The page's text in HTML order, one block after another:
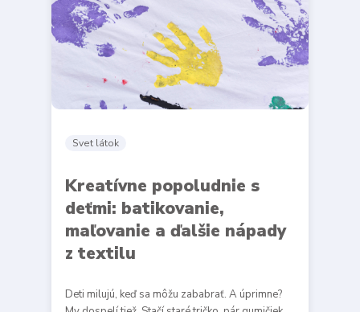
Svet látok
Kreatívne popoludnie s
deťmi: batikovanie,
maľovanie a ďalšie nápady
z textilu
Deti milujú, keď sa môžu zababrať. A úprimne?